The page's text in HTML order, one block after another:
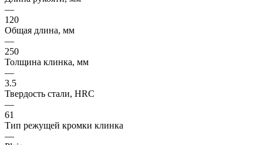
—
120
Общая длина, мм
—
250
Толщина клинка, мм
—
3.5
Твердость стали, HRC
—
61
Тип режущей кромки клинка
—